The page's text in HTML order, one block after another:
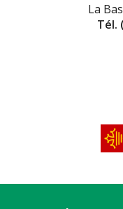
La
Tél.